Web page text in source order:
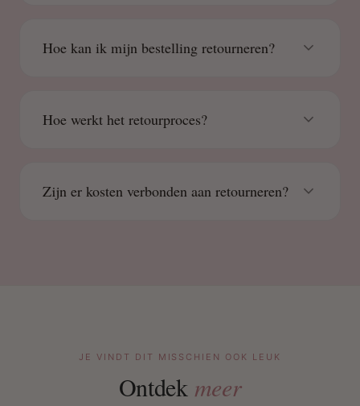
Hoe kan ik mijn bestelling retourneren?
Hoe werkt het retourproces?
Zijn er kosten verbonden aan retourneren?
JE VINDT DIT MISSCHIEN OOK LEUK
Ontdek meer